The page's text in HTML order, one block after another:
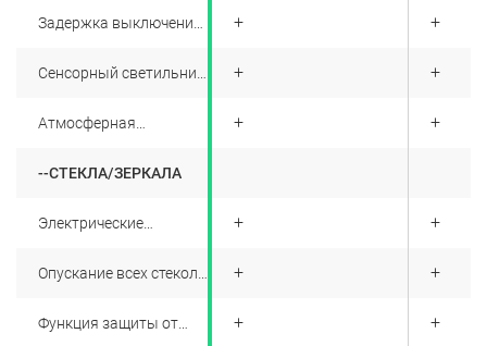
Задержка выключения
Сенсорный светильник
Атмосферная
--СТЕКЛА/ЗЕРКАЛА
Электрические
Опускание всех стекол
Функция защиты от
+
+
+
+
+
+
+
+
+
+
+
+
+
+
+
+
+
+